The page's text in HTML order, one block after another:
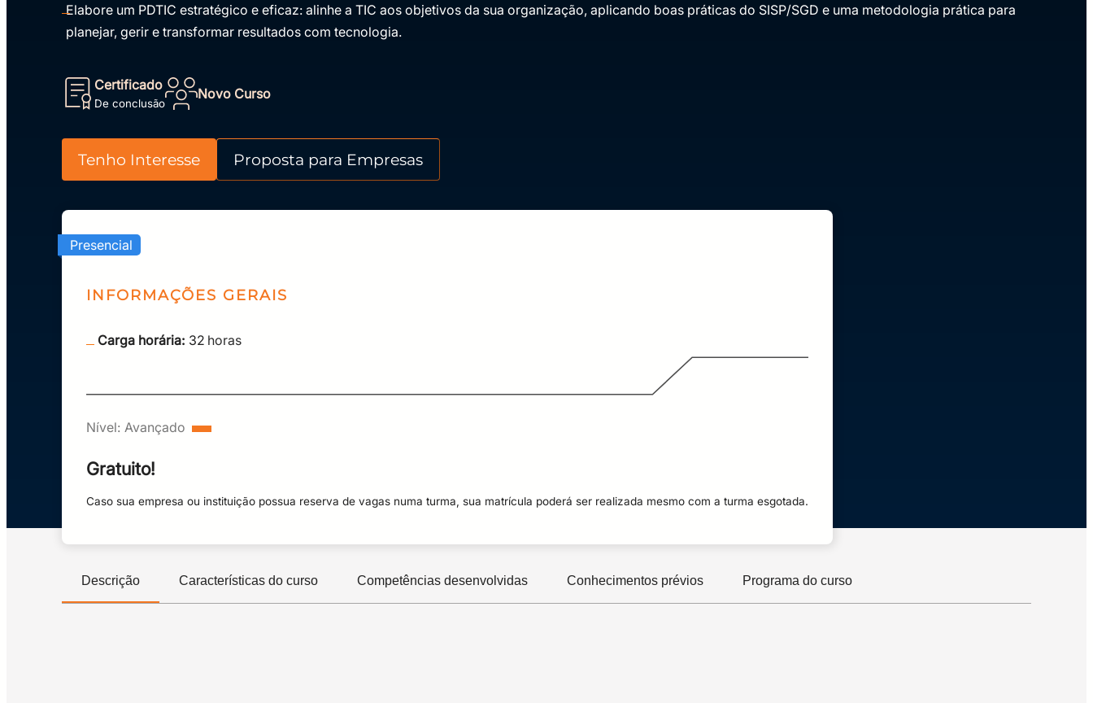
Elabore um PDTIC estratégico e eficaz: alinhe a TIC aos objetivos da sua organização, aplicando boas práticas do SISP/SGD e uma metodologia prática para
planejar, gerir e transformar resultados com tecnologia.
Certificado
De conclusão
Novo Curso
Tenho Interesse Proposta para Empresas
Presencial
INFORMAÇÕES GERAIS
Carga horária: 32 horas
Nível: Avançado
Gratuito!
Caso sua empresa ou instituição possua reserva de vagas numa turma, sua matrícula poderá ser realizada mesmo com a turma esgotada.
Descrição Características do curso Competências desenvolvidas Conhecimentos prévios Programa do curso